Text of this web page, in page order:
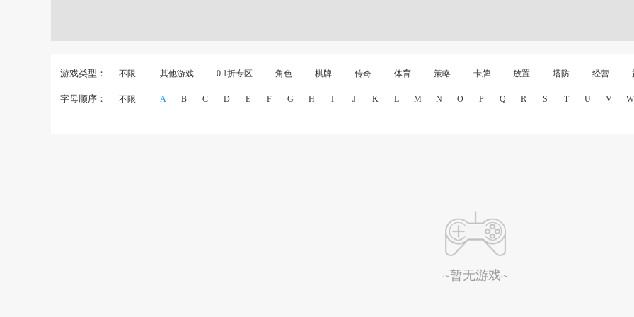
游戏类型： 不限 其他游戏 0.1折专区 角色 棋牌 传奇 体育 策略 卡牌 放置 塔防 经营
字母顺序： 不限 A B C D E F G H I J K L M N O P Q R S T U V W
~暂无游戏~